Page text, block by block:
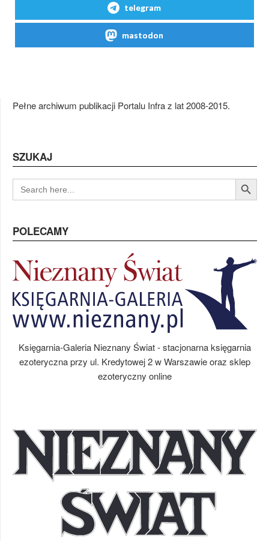
telegram
mastodon
Pełne archiwum publikacji Portalu Infra z lat 2008-2015.
SZUKAJ
SEARCH
FOR:
Search Button
POLECAMY
Księgarnia-Galeria Nieznany Świat - stacjonarna księgarnia
ezoteryczna przy ul. Kredytowej 2 w Warszawie oraz sklep
ezoteryczny online